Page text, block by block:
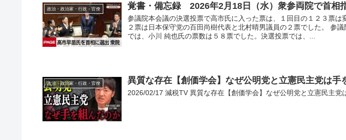
政治・政治家・行政・官僚 覚書・備忘録 2026年2月18日（水）衆参両院で首相
参議院本会議の決選投票で高市氏に入った票は、１回目の１２３票は
２票は日本保守党の百田尚樹代表と北村晴男議員の２票でした。 参
では、小川 純也氏の票数は５８票でした。決選投票では、...
政治・政治家・行政・官僚 異質な存在【創価学会】なぜ公明党と立憲民主党は手
2026/02/17 減税TV 異質な存在【創価学会】なぜ公明党と立憲民主党